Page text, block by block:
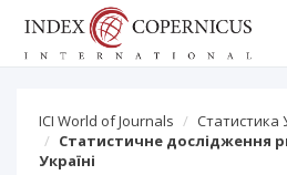
ICI World of Journals Статистика
Статистичне дослідження
Україні